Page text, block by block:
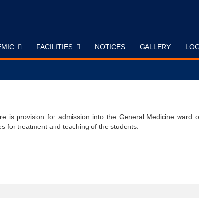
FACILITIES NOTICES GALLERY
is provision for admission into the General Medicine ward
for treatment and teaching of the students.